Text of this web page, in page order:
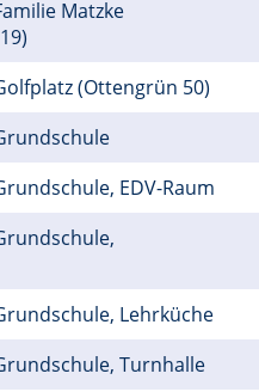
Matzke
(Ottengrün 50)
EDV-Raum
Lehrküche
Turnhalle